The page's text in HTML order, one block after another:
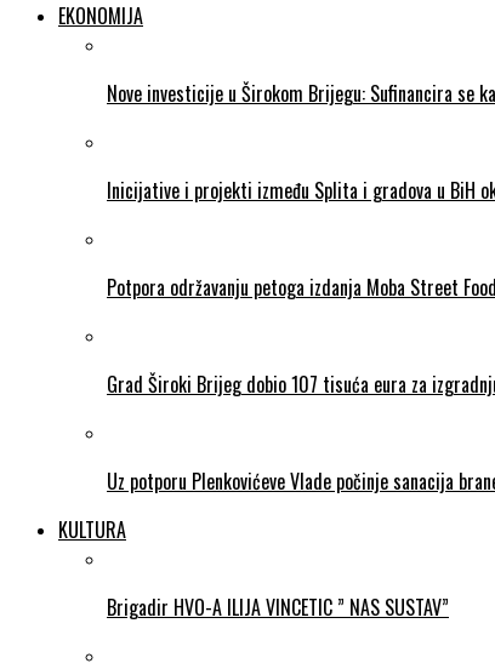
EKONOMIJA
Nove investicije u Širokom Brijegu: Sufinancira se
Inicijative i projekti između Splita i gradova u BiH
Potpora održavanju petoga izdanja Moba Street
Grad Široki Brijeg dobio 107 tisuća eura za
Uz potporu Plenkovićeve Vlade počinje sanacija
KULTURA
Brigadir HVO-A ILIJA VINCETIC ” NAS SUSTAV”